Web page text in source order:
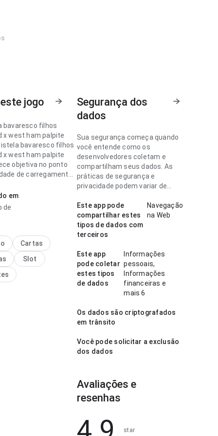
jogo
bavaresco filhos
x west ham palpite
bavaresco filhos
x west ham palpite
objetiva no ponto
de carregamento
Isso passa
ao usuário.
confortável no
de navegação
novo; a
claro o próximo
equilíbrio torna o
em
de
Cartas
Slot
Segurança dos
dados
Sua segurança começa quando
você entende como os
desenvolvedores coletam e
compartilham seus dados. As
práticas de segurança e
privacidade podem variar de
idade.
Este app pode
compartilhar estes
tipos de dados com
terceiros
Navegação
na Web
Este app
pode coletar
estes tipos
de dados
Informações
pessoais,
Informações
financeiras e
mais 6
Os dados são criptografados
em trânsito
Você pode solicitar a exclusão
dos dados
Avaliações e
resenhas
star